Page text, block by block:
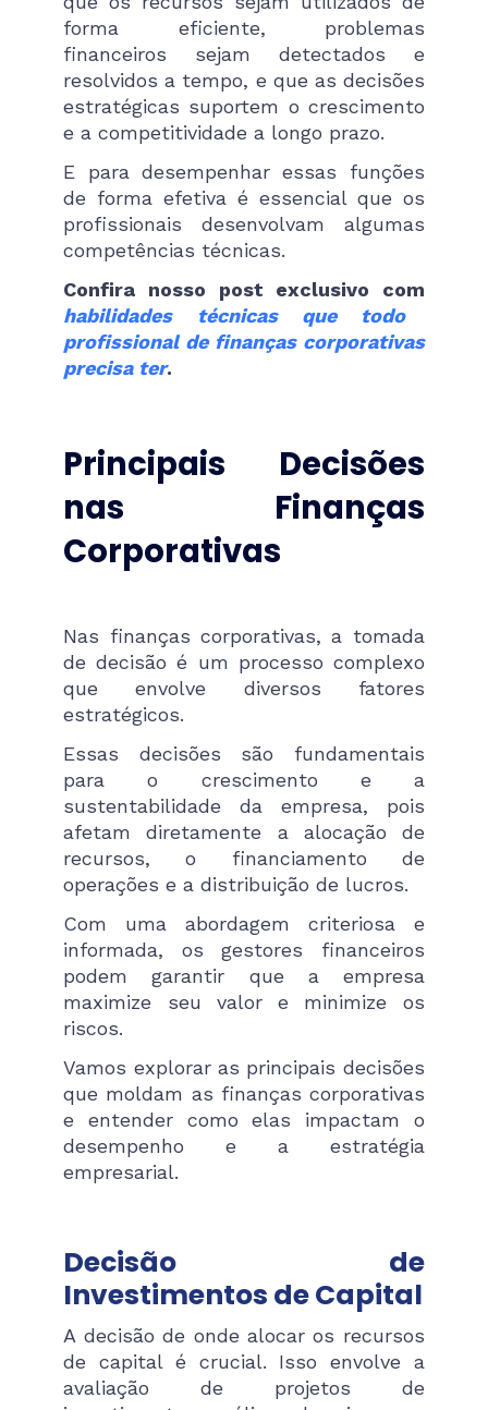
forma eficiente, problemas
financeiros sejam detectados e
resolvidos a tempo, e que as decisões
estratégicas suportem o crescimento
e a competitividade a longo prazo​.
E para desempenhar essas funções
de forma efetiva é essencial que os
profissionais desenvolvam algumas
competências técnicas.
Confira nosso post exclusivo com
habilidades técnicas que todo
profissional de finanças corporativas
precisa ter.
Principais Decisões
nas Finanças
Corporativas
Nas finanças corporativas, a tomada
de decisão é um processo complexo
que envolve diversos fatores
estratégicos.
Essas decisões são fundamentais
para o crescimento e a
sustentabilidade da empresa, pois
afetam diretamente a alocação de
recursos, o financiamento de
operações e a distribuição de lucros.
Com uma abordagem criteriosa e
informada, os gestores financeiros
podem garantir que a empresa
maximize seu valor e minimize os
riscos.
Vamos explorar as principais decisões
que moldam as finanças corporativas
e entender como elas impactam o
desempenho e a estratégia
empresarial.
Decisão de
Investimentos de Capital
A decisão de onde alocar os recursos
de capital é crucial. Isso envolve a
avaliação de projetos de